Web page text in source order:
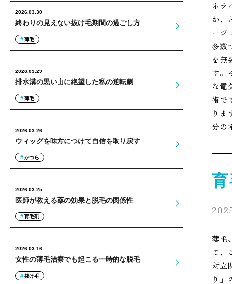
ネラ
か、
ージ
多数
を無
す。
な電
術で
りま
分の
薄毛
て、
対立
り」
終わりの見えない抜け毛期間の過ごし方
2026.03.30
薄毛
排水溝の黒い山に絶望した私の逆転劇
2026.03.29
薄毛
ウィッグを味方につけて自信を取り戻す
2026.03.26
かつら
医師が教える薬の効果と脱毛の関係性
2026.03.25
育毛剤
女性の薄毛治療でも起こる一時的な脱毛
2026.03.16
抜け毛